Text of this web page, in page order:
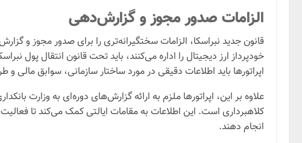
الزامات صدور مجوز و گزارش‌دهی
قانون جدید نبراسکا، الزامات سختگیرانه‌تری را برای صدور مجوز و
خودپرداز ارز دیجیتال را اداره می‌کنند، باید تحت قانون انتقال پول
اپراتورها باید اطلاعات دقیقی در مورد ساختار سازمانی، سوابق مالی
علاوه بر این، اپراتورها ملزم به ارائه گزارش‌های دوره‌ای به وزارت
کلاهبرداری است. این اطلاعات به مقامات ایالتی کمک می‌کند تا
انجام دهند.